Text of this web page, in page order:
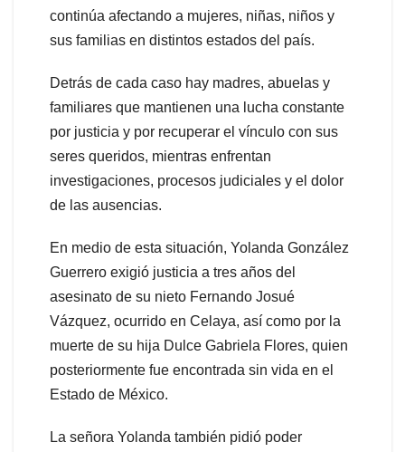
continúa afectando a mujeres, niñas, niños y
sus familias en distintos estados del país.
Detrás de cada caso hay madres, abuelas y
familiares que mantienen una lucha constante
por justicia y por recuperar el vínculo con sus
seres queridos, mientras enfrentan
investigaciones, procesos judiciales y el dolor
de las ausencias.
En medio de esta situación, Yolanda González
Guerrero exigió justicia a tres años del
asesinato de su nieto Fernando Josué
Vázquez, ocurrido en Celaya, así como por la
muerte de su hija Dulce Gabriela Flores, quien
posteriormente fue encontrada sin vida en el
Estado de México.
La señora Yolanda también pidió poder